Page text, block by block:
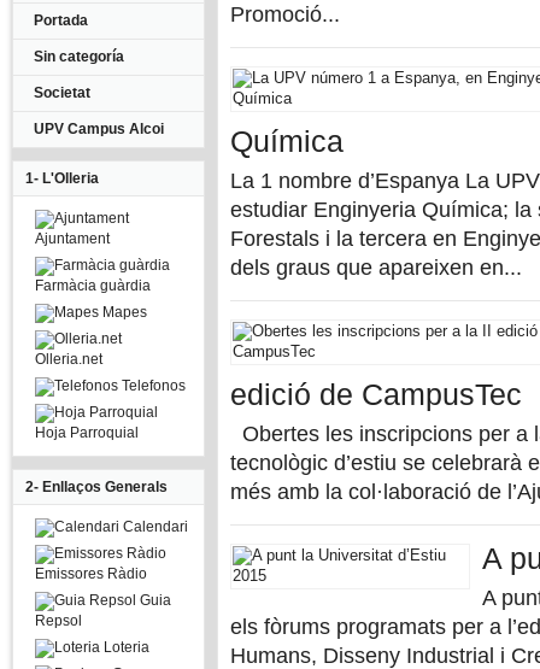
Portada
Sin categoría
Societat
UPV Campus Alcoi
1- L'Olleria
Ajuntament
Farmàcia guàrdia
Mapes
Olleria.net
Telefonos
Hoja Parroquial
2- Enllaços Generals
Calendari
Emissores Ràdio
Guia
Repsol
Loteria
Promoció...
Química
La 1 nombre d’Espanya La
estudiar Enginyeria Química;
Forestals i la tercera en
dels graus que apareixen en...
edició de CampusTec
Obertes les inscripcions per a
tecnològic d’estiu se celebrarà
més amb la col·laboració de
A
A
els fòrums programats per a
Humans, Disseny Industrial i